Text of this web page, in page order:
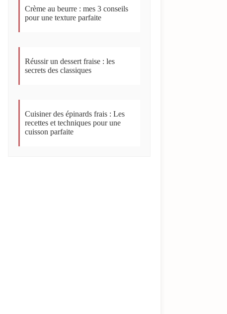
Crème au beurre : mes 3 conseils
pour une texture parfaite
Réussir un dessert fraise : les
secrets des classiques
Cuisiner des épinards frais : Les
recettes et techniques pour une
cuisson parfaite